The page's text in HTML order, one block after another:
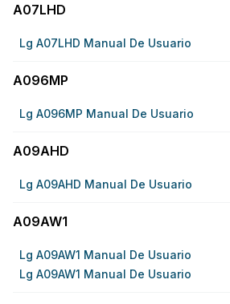
A07LHD
Lg A07LHD Manual De Usuario
A096MP
Lg A096MP Manual De Usuario
A09AHD
Lg A09AHD Manual De Usuario
A09AW1
Lg A09AW1 Manual De Usuario
Lg A09AW1 Manual De Usuario